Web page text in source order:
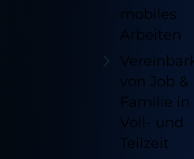
mobiles
Arbeiten
von Job &
Familie in
Voll- und
Teilzeit